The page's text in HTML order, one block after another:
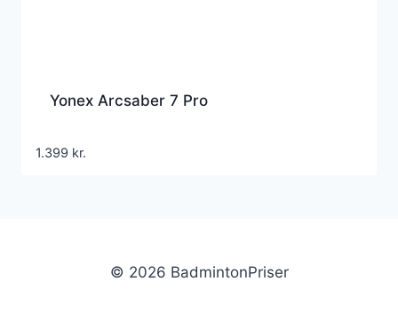
Yonex Arcsaber 7 Pro
1.399 kr.
© 2026 BadmintonPriser